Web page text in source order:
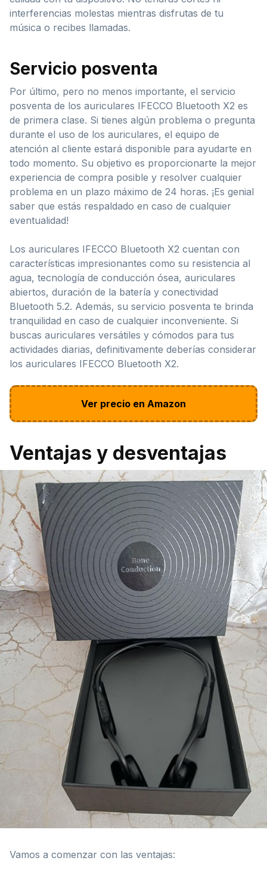
interferencias molestas mientras disfrutas de tu
música o recibes llamadas.
Servicio posventa
Por último, pero no menos importante, el servicio
posventa de los auriculares IFECCO Bluetooth X2 es
de primera clase. Si tienes algún problema o pregunta
durante el uso de los auriculares, el equipo de
atención al cliente estará disponible para ayudarte en
todo momento. Su objetivo es proporcionarte la mejor
experiencia de compra posible y resolver cualquier
problema en un plazo máximo de 24 horas. ¡Es genial
saber que estás respaldado en caso de cualquier
eventualidad!
Los auriculares IFECCO Bluetooth X2 cuentan con
características impresionantes como su resistencia al
agua, tecnología de conducción ósea, auriculares
abiertos, duración de la batería y conectividad
Bluetooth 5.2. Además, su servicio posventa te brinda
tranquilidad en caso de cualquier inconveniente. Si
buscas auriculares versátiles y cómodos para tus
actividades diarias, definitivamente deberías considerar
los auriculares IFECCO Bluetooth X2.
Ver precio en Amazon
Ventajas y desventajas
Vamos a comenzar con las ventajas: